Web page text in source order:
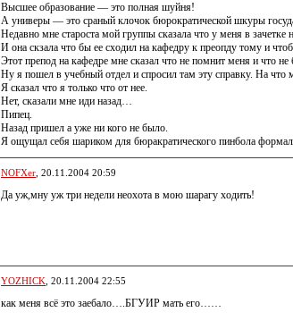
Высшее образование — это полная шуйня!
А универы — это сраный клочок бюрократической шкуры
Недавно мне староста мой группы сказала что у меня в зачетке
И она скзала что бы ее сходил на кафедру к преопду тому и
Этот препод на кафедре мне сказал что не помнит меня и что
Ну я пошел в учебный отдел и спросил там эту справку. На что
Я сказал что я только что от нее.
Нет, сказали мне иди назад…
Пипец.
Назад пришел а уже ни кого не было.
Я ощущал себя шариком для бюракратического пинбола
NOFXer , 20.11.2004 20:59
Да уж,мну уж три недели неохота в мою шарагу ходить!
YOZHICK , 20.11.2004 22:55
как меня всё это заебало….БГУИР мать его……